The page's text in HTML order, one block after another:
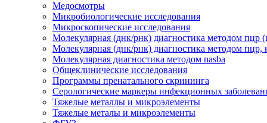
Медосмотры
Микробиологические исследования
Микроскопические исследования
Молекулярная (днк/рнк) диагностика методом пцр
Молекулярная (днк/рнк) диагностика методом пцр,
Молекулярная диагностика методом nasba
Общеклинические исследования
Программы пренатального скрининга
Серологические маркеры инфекционных
Тяжелые металлы и микроэлементы
Тяжелые металы и микроэлементы